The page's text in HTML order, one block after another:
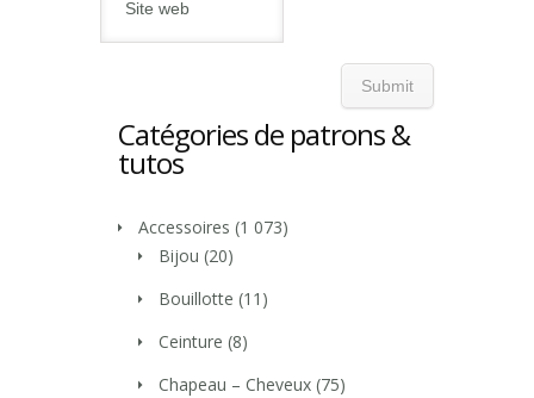
Catégories de patrons &
tutos
Accessoires (1 073)
Bijou (20)
Bouillotte (11)
Ceinture (8)
Chapeau – Cheveux (75)